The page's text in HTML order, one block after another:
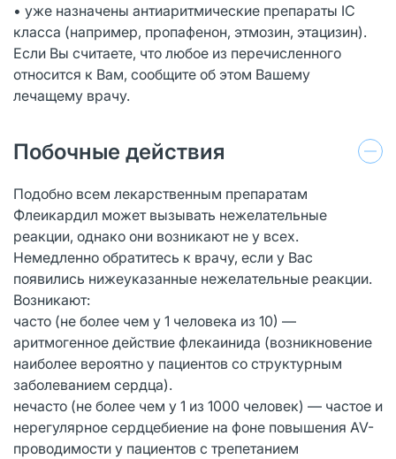
• уже назначены антиаритмические препараты IС
класса (например, пропафенон, этмозин, этацизин).
Если Вы считаете, что любое из перечисленного
относится к Вам, сообщите об этом Вашему
лечащему врачу.
Побочные действия
Подобно всем лекарственным препаратам
Флеикардил может вызывать нежелательные
реакции, однако они возникают не у всех.
Немедленно обратитесь к врачу, если у Вас
появились нижеуказанные нежелательные реакции.
Возникают:
часто (не более чем у 1 человека из 10) —
аритмогенное действие флекаинида (возникновение
наиболее вероятно у пациентов со структурным
заболеванием сердца).
нечасто (не более чем у 1 из 1000 человек) — частое и
нерегулярное сердцебиение на фоне повышения AV-
проводимости у пациентов с трепетанием